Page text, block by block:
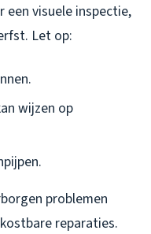
een visuele inspectie,
Let op:
wijzen op
problemen
reparaties.